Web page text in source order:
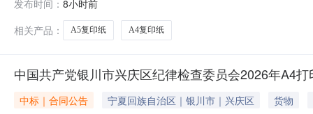
式：13556262900供应商(乙方)：惠州市笔架山实业有
发布时间： 8小时前
相关产品：
A5复印纸 A4复印纸
中国共产党银川市兴庆区纪律检查委员会2026年A4
中标｜合同公告 宁夏回族自治区｜银川市｜兴庆区
货物